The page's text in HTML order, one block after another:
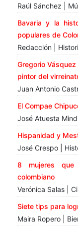
Raúl Sánchez |
Bavaria y la
populares de
Redacción |
Gregorio
pintor del
Juan Antonio
El Compae
José Atuesta
Hispanidad y
José Crespo |
8 mujeres
colombiano
Verónica Salas |
Siete tips para
Maira Ropero |